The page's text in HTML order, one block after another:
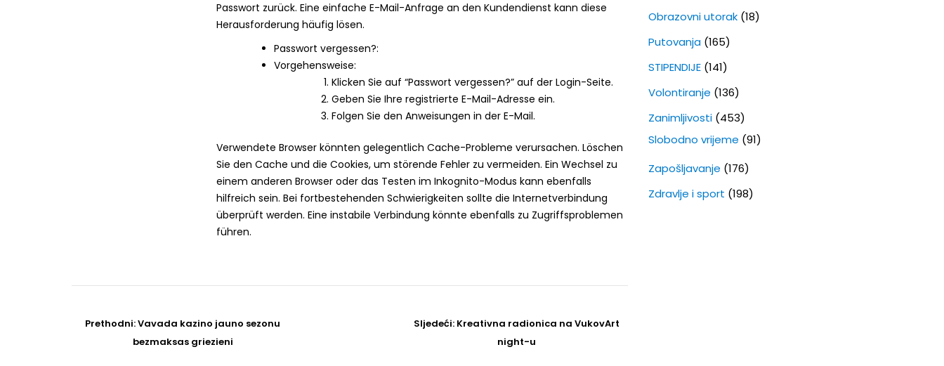
Passwort zurück. Eine einfache E-Mail-Anfrage an den Kundendienst kann diese
Herausforderung häufig lösen.
Passwort vergessen?:
Vorgehensweise:
Klicken Sie auf “Passwort vergessen?” auf der Login-Seite.
Geben Sie Ihre registrierte E-Mail-Adresse ein.
Folgen Sie den Anweisungen in der E-Mail.
Verwendete Browser könnten gelegentlich Cache-Probleme verursachen. Löschen
Sie den Cache und die Cookies, um störende Fehler zu vermeiden. Ein Wechsel zu
einem anderen Browser oder das Testen im Inkognito-Modus kann ebenfalls
hilfreich sein. Bei fortbestehenden Schwierigkeiten sollte die Internetverbindung
überprüft werden. Eine instabile Verbindung könnte ebenfalls zu Zugriffsproblemen
führen.
navigation
Prethodni:Prethodni
post
Vavada kazino jauno sezonu
bezmaksas griezieni
Sljedeći: Sljedeći
Kreativna radionica na VukovArt
night-u
Obrazovni utorak(18)
Putovanja(165)
STIPENDIJE(141)
Volontiranje (136)
Zanimljivosti(453)
Slobodno vrijeme (91)
Zapošljavanje (176)
Zdravlje i sport (198)